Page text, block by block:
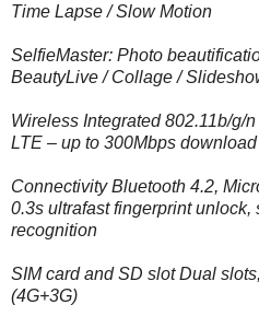
Time Lapse / Slow Motion
SelfieMaster: Photo
BeautyLive / Collage /
Wireless Integrated 802.11b/g/
LTE – up to 300Mbps
Connectivity Bluetooth 4.2,
0.3s ultrafast fingerprint
recognition
SIM card and SD slot Dual
(4G+3G)